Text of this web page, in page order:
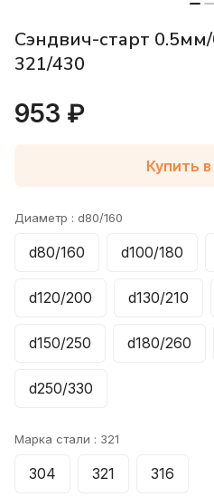
Сэндвич-старт
321/430
953 ₽
Купить в
Диаметр : d80/160
d80/160 d100/180
d120/200 d130/210
d150/250 d180/260
d250/330
Марка стали : 321
304 321 316